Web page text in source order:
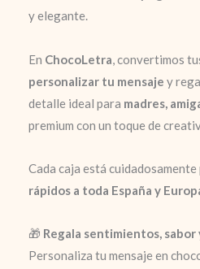
y elegante.
En ChocoLetra , convertimos
personalizar tu mensaje y
detalle ideal para madres,
premium con un toque de
Cada caja está
rápidos a toda España y
🎁 Regala sentimientos, sabor
Personaliza tu mensaje en